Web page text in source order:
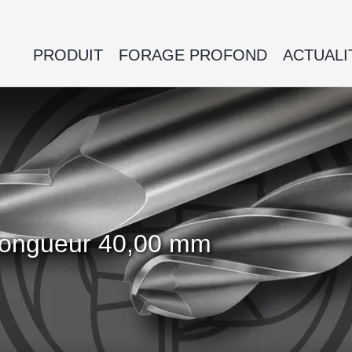
PRODUIT FORAGE PROFOND
40,00 mm